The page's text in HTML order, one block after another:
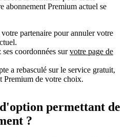
abonnement Premium actuel se
partenaire pour annuler votre
coordonnées survotre page de
a rebasculé sur le service gratuit,
Premium de votre choix.
permettant de
?